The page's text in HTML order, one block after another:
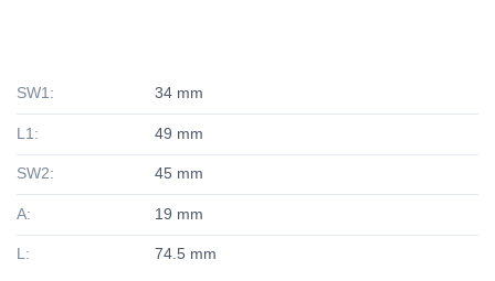
SW1: 34 mm
L1: 49 mm
SW2: 45 mm
A: 19 mm
L: 74.5 mm